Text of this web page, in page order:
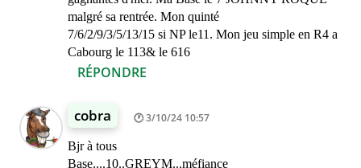
malgré sa rentrée. Mon quinté
7/6/2/9/3/5/13/15 si NP le11. Mon jeu simple en R4 a
Cabourg le 113& le 616
RÉPONDRE
cobra 3/10/24 10:57
Bjr à tous
Base....10..GREYM...méfiance